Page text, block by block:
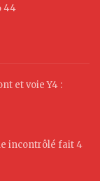
44
et voie Y4 :
incontrôlé fait 4